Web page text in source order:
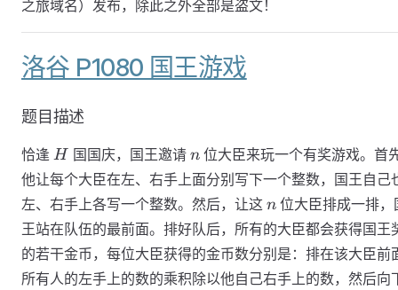
之旅域名）发布，除此之外全部是盗文！
洛谷 P1080 国王游戏
题目描述
恰逢 H
H 国国庆，国王邀请 n
n位大臣来玩一个有奖游戏。首
他让每个大臣在左、右手上面分别写下一个整数，国王自己
左、右手上各写一个整数。然后，让这 n
n 位大臣排成一排，
王站在队伍的最前面。排好队后，所有的大臣都会获得国王
的若干金币，每位大臣获得的金币数分别是：排在该大臣前
所有人的左手上的数的乘积除以他自己右手上的数，然后向